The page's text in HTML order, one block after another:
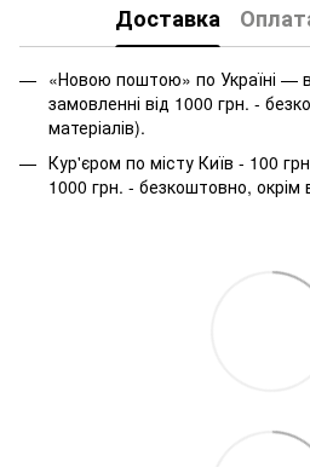
Доставка
«Новою поштою» по Україні —
замовленні від 1000 грн. -
матеріалів).
Кур'єром по місту Київ - 100
1000 грн. - безкоштовно, окрім